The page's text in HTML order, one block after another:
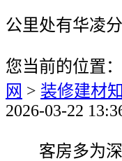
公里处有华凌
您当前的位置：
网 > 装修建材
2026-03-22
客房多为深